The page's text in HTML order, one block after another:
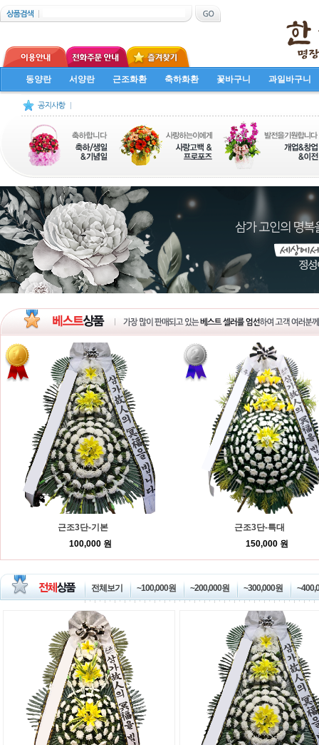
동양란 서양란 근조화환 축하화환 꽃바구니 과일바구니
근조3단-기본
100,000 원
근조3단-특대
150,000 원
전체보기 ~100,000원 ~200,000원 ~300,000원